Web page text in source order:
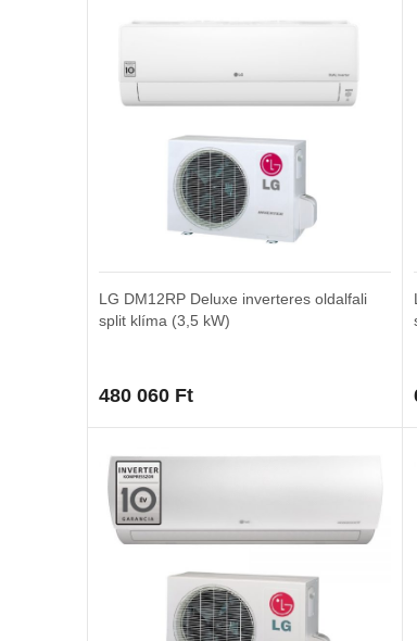
LG DM12RP Deluxe inverteres oldalfali
split klíma (3,5 kW)
480 060 Ft